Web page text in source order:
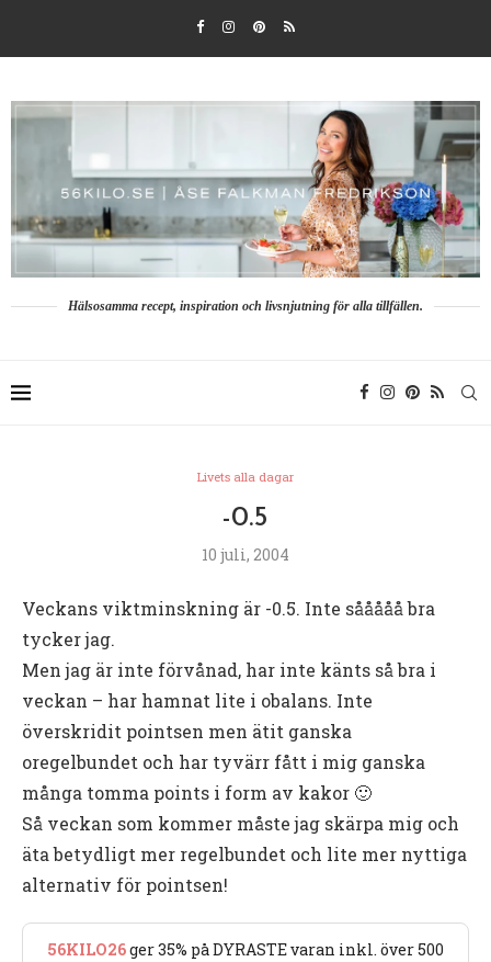
Hälsosamma recept, inspiration och livsnjutning för alla tillfällen.
Livets alla dagar
-0.5
10 juli, 2004
Veckans viktminskning är -0.5. Inte sååååå bra
tycker jag.
Men jag är inte förvånad, har inte känts så bra i
veckan – har hamnat lite i obalans. Inte
överskridit pointsen men ätit ganska
oregelbundet och har tyvärr fått i mig ganska
många tomma points i form av kakor 🙂
Så veckan som kommer måste jag skärpa mig och
äta betydligt mer regelbundet och lite mer nyttiga
alternativ för pointsen!
56KILO26ger 35% på DYRASTE varan inkl. över 500